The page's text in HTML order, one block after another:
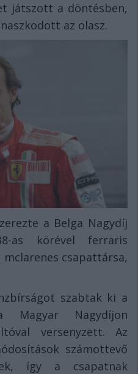
játszott a döntésben,
az olasz.
a Belga Nagydíj
as körével ferraris
mclarenes csapattársa,
szabtak ki a
Magyar Nagydíjon
versenyzett. Az
számottevő
így a csapatnak